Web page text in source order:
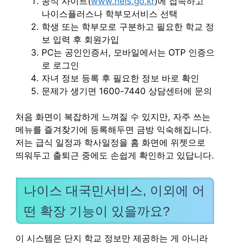
나이스플러스나 학부모서비스 선택
학생 또는 학부모로 구분하고 필요한 학교 정
보 입력 후 회원가입
PC는 공인인증서, 모바일에서는 OTP 인증으
로 로그인
자녀 정보 등록 후 필요한 정보 바로 확인
문제가 생기면 1600-7440 상담센터에 문의
처음 화면이 복잡하게 느껴질 수 있지만, 자주 쓰는
메뉴를 즐겨찾기에 등록해두면 금방 익숙해집니다.
저는 급식 일정과 학사일정을 홈 화면에 위젯으로
띄워두고 출퇴근 중에도 손쉽게 확인하고 있답니다.
나이스 대국민서비스, 이외에 어
떤 확장 기능이 있을까요?
이 시스템은 단지 학교 정보만 제공하는 게 아니라